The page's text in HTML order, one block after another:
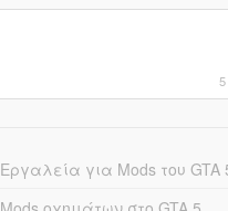
Εργαλεία για Mods του GTA